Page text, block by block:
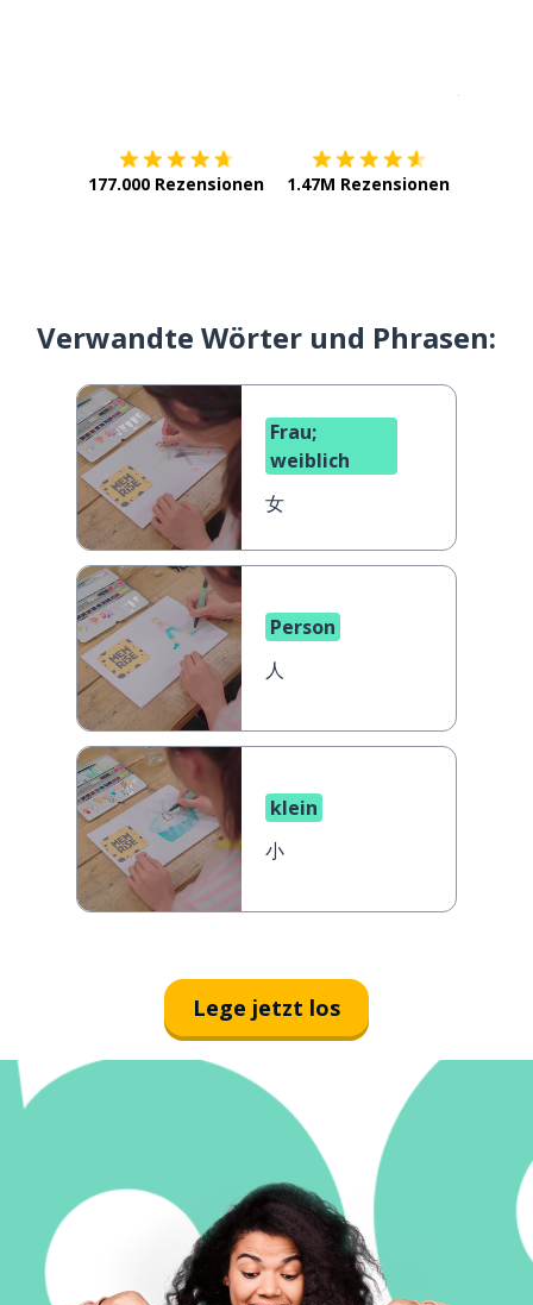
177.000 Rezensionen 1.47M Rezensionen
Verwandte Wörter und Phrasen:
Frau;
weiblich
女
Person
人
klein
小
Lege jetzt los